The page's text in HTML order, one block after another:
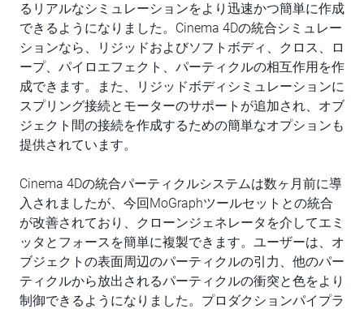
るリアルなシミュレーションをより迅速かつ簡単に作成
できるようになりました。Cinema 4Dの統合シミュレー
ションなら、リジッドおよびソフトボディ、クロス、ロ
ープ、パイロエフェクト、パーティクルの相互作用を作
成できます。また、リジッドボディシミュレーションに
スプリング接続とモーターのサポートが追加され、オブ
ジェクト間の接続を作成するための簡単なオプションも
提供されています。
Cinema 4Dの統合パーティクルシステムは数ヶ月前に導
入されましたが、今回MoGraphツールセットとの統合
が改善されており、クローンジェネレータを介してエミ
ッタとフォースを簡単に複製できます。ユーザーは、オ
ブジェクトの表面周辺のパーティクルの引力、他のパー
ティクルから放出されるパーティクルの衝突と色をより
制御できるようになりました。プロダクションパイプラ